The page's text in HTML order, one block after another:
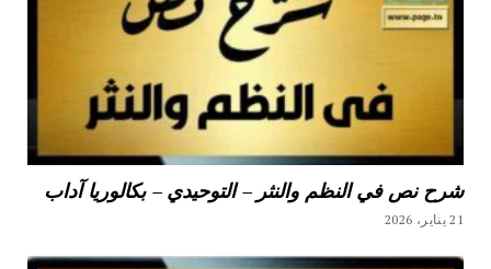
شرح نص في النظم والنثر – التوحيدي – بكالوريا آداب
21 يناير، 2026